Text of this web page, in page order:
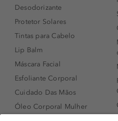
Desodorizante
Protetor Solares
Tintas para Cabelo
Lip Balm
Máscara Facial
Esfoliante Corporal
Cuidado Das Mãos
Óleo Corporal Mulher